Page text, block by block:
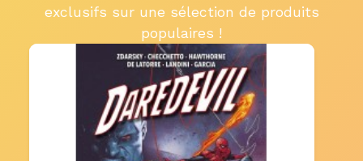
exclusifs sur une sélection de produits
populaires !